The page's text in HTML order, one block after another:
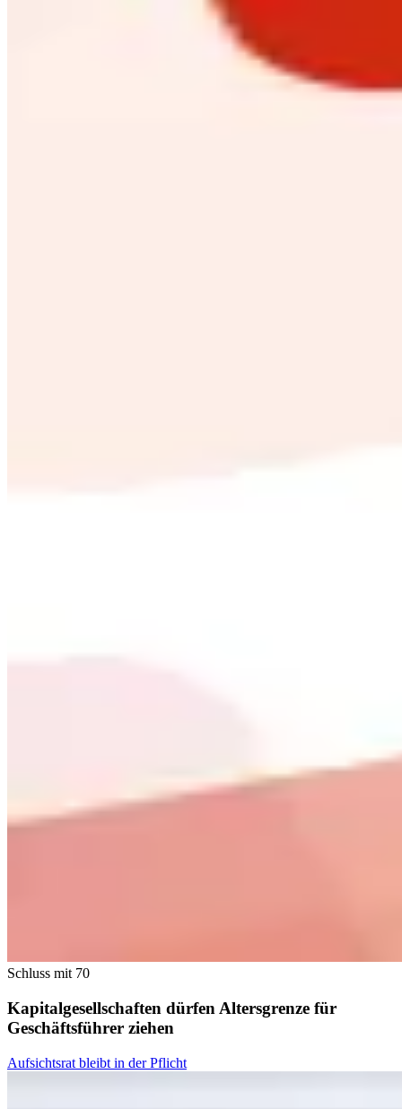
Schluss mit 70
Kapitalgesellschaften dürfen Altersgrenze für
Geschäftsführer ziehen
Aufsichtsrat bleibt in der Pflicht